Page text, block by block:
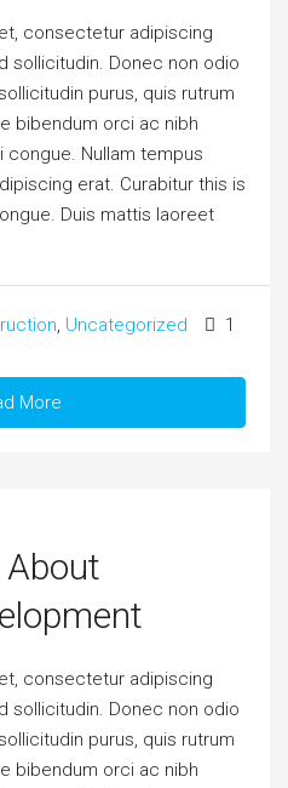
consectetur adipiscing
sollicitudin. Donec non odio
purus, quis rutrum
bibendum orci ac nibh
congue. Nullam tempus
erat. Curabitur this is
Duis mattis laoreet
, Uncategorized 1
More
About
consectetur adipiscing
sollicitudin. Donec non odio
purus, quis rutrum
bibendum orci ac nibh